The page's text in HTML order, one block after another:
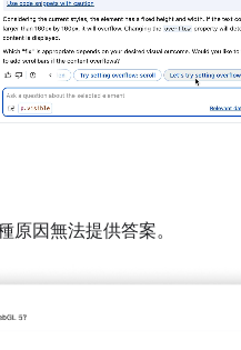
原因無法提供答案。